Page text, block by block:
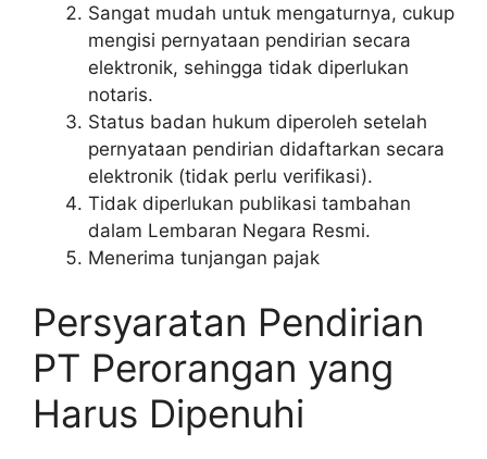
Sangat mudah untuk mengaturnya, cukup
mengisi pernyataan pendirian secara
elektronik, sehingga tidak diperlukan
notaris.
Status badan hukum diperoleh setelah
pernyataan pendirian didaftarkan secara
elektronik (tidak perlu verifikasi).
Tidak diperlukan publikasi tambahan
dalam Lembaran Negara Resmi.
Menerima tunjangan pajak
Persyaratan Pendirian
PT Perorangan yang
Harus Dipenuhi